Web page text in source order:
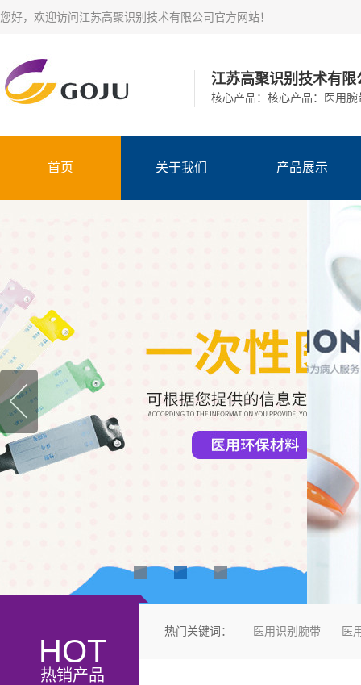
您好，欢迎访问江苏高聚识别技术有限公司官方网站！​
江苏高聚识别技术有限
核心产品：核心产品：医用
首页 关于我们 产品展示
HOT
热销产品
热门关键词： 医用识别腕带 医